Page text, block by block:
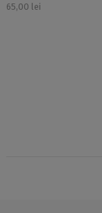
65,00 lei